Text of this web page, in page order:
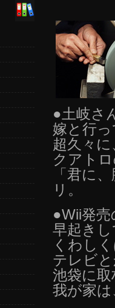
●土岐さ
嫁と行
超久々
クアト
「君に
リ。
●Wii発
早起き
くわし
テレビ
池袋に
我が家